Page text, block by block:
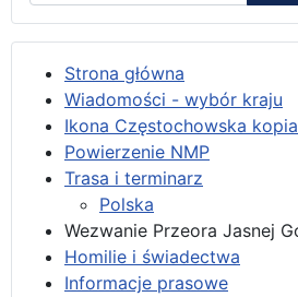
Strona główna
Wiadomości - wybór kraju
Ikona Częstochowska
Powierzenie NMP
Trasa i terminarz
Polska
Wezwanie Przeora Jasnej
Homilie i świadectwa
Informacje prasowe